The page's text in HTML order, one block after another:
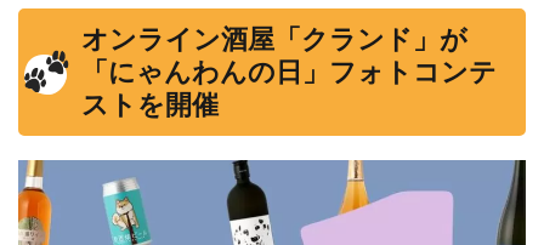
オンライン酒屋「クランド」が
「にゃんわんの日」フォトコンテ
ストを開催